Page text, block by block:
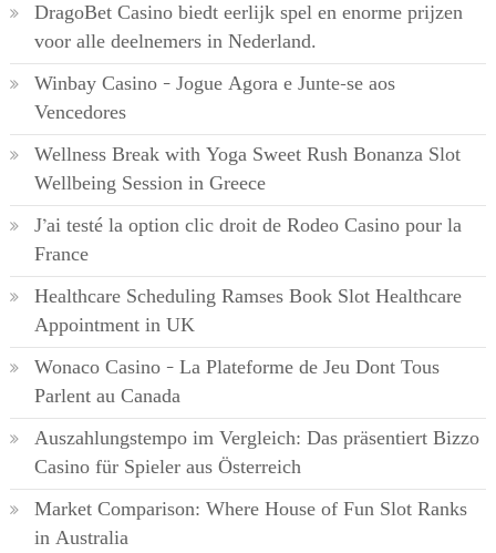
DragoBet Casino biedt eerlijk spel en enorme prijzen
voor alle deelnemers in Nederland.
Winbay Casino – Jogue Agora e Junte-se aos
Vencedores
Wellness Break with Yoga Sweet Rush Bonanza Slot
Wellbeing Session in Greece
J’ai testé la option clic droit de Rodeo Casino pour la
France
Healthcare Scheduling Ramses Book Slot Healthcare
Appointment in UK
Wonaco Casino – La Plateforme de Jeu Dont Tous
Parlent au Canada
Auszahlungstempo im Vergleich: Das präsentiert Bizzo
Casino für Spieler aus Österreich
Market Comparison: Where House of Fun Slot Ranks
in Australia